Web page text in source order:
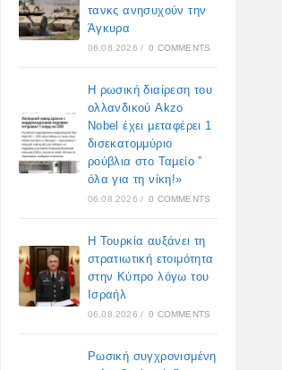
τανκς ανησυχούν την
Άγκυρα
06.08.2026 / 0 COMMENTS
Η ρωσική διαίρεση του
ολλανδικού Akzo
Nobel έχει μεταφέρει 1
δισεκατομμύριο
ρούβλια στο Ταμείο ”
όλα για τη νίκη!»
06.08.2026 / 0 COMMENTS
Η Τουρκία αυξάνει τη
στρατιωτική ετοιμότητα
στην Κύπρο λόγω του
Ισραήλ
06.08.2026 / 0 COMMENTS
Ρωσική συγχρονισμένη